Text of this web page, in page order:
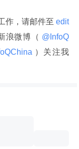
作，请邮件至 edit
浪微博（
）关注我